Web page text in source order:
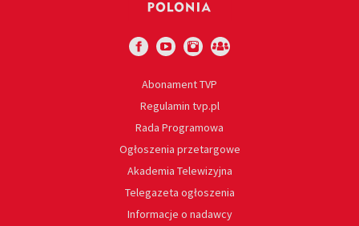
Abonament TVP
Regulamin tvp.pl
Rada Programowa
Ogłoszenia przetargowe
Akademia Telewizyjna
Telegazeta ogłoszenia
Informacje o nadawcy